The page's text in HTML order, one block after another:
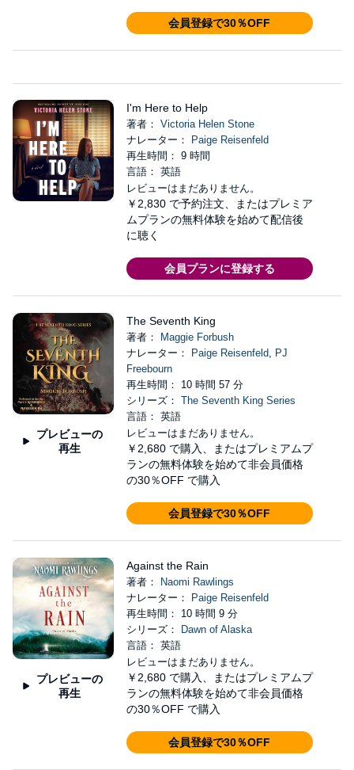
会員登録で30％OFF
I'm Here to Help
著者： Victoria Helen Stone
ナレーター：
Paige Reisenfeld
再生時間： 9 時間
言語： 英語
レビューはまだありません。
￥2,830 で予約注文、またはプレミア
ムプランの無料体験を始めて配信後
に聴く
会員プランに登録する
プレビューの
再生
The Seventh King
著者：
Maggie Forbush
ナレーター：
Paige Reisenfeld, PJ
Freebourn
再生時間： 10 時間 57 分
シリーズ： The Seventh King Series
言語： 英語
レビューはまだありません。
￥2,680 で購入、またはプレミアムプ
ランの無料体験を始めて非会員価格
の30％OFF で購入
会員登録で30％OFF
プレビューの
再生
Against the Rain
著者：
Naomi Rawlings
ナレーター：
Paige Reisenfeld
再生時間： 10 時間 9 分
シリーズ：
Dawn of Alaska
言語： 英語
レビューはまだありません。
￥2,680 で購入、またはプレミアムプ
ランの無料体験を始めて非会員価格
の30％OFF で購入
会員登録で30％OFF